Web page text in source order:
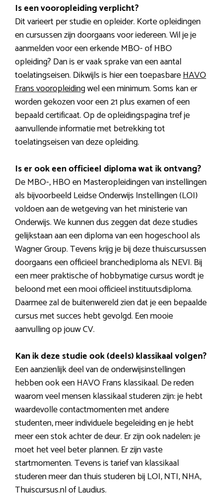
Is een vooropleiding verplicht?
Dit varieert per studie en opleider. Korte opleidingen
en cursussen zijn doorgaans voor iedereen. Wil je je
aanmelden voor een erkende MBO- of HBO
opleiding? Dan is er vaak sprake van een aantal
toelatingseisen. Dikwijls is hier een toepasbareHAVO
Frans vooropleidingwel een minimum. Soms kan er
worden gekozen voor een 21 plus examen of een
bepaald certificaat. Op de opleidingspagina tref je
aanvullende informatie met betrekking tot
toelatingseisen van deze opleiding.
Is er ook een officieel diploma wat ik ontvang?
De MBO-, HBO en Masteropleidingen van instellingen
als bijvoorbeeld Leidse Onderwijs Instellingen (LOI)
voldoen aan de wetgeving van het ministerie van
Onderwijs. We kunnen dus zeggen dat deze studies
gelijkstaan aan een diploma van een hogeschool als
Wagner Group. Tevens krijg je bij deze thuiscursussen
doorgaans een officieel branchediploma als NEVI. Bij
een meer praktische of hobbymatige cursus wordt je
beloond met een mooi officieel instituutsdiploma.
Daarmee zal de buitenwereld zien dat je een bepaalde
cursus met succes hebt gevolgd. Een mooie
aanvulling op jouw CV.
Kan ik deze studie ook (deels) klassikaal volgen?
Een aanzienlijk deel van de onderwijsinstellingen
hebben ook een HAVO Frans klassikaal. De reden
waarom veel mensen klassikaal studeren zijn: je hebt
waardevolle contactmomenten met andere
studenten, meer individuele begeleiding en je hebt
meer een stok achter de deur. Er zijn ook nadelen: je
moet het veel beter plannen. Er zijn vaste
startmomenten. Tevens is tarief van klassikaal
studeren meer dan thuis studeren bij LOI, NTI, NHA,
Thuiscursus.nl of Laudius.